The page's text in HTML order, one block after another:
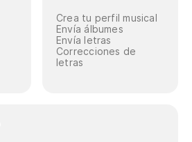
Crea tu perfil musical
Envía álbumes
Envía letras
Correcciones de
letras